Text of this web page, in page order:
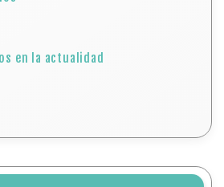
en Argentina conmemoró el
con la inauguración de